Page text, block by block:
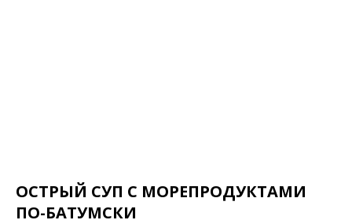
ОСТРЫЙ СУП С МОРЕПРОДУКТАМИ
ПО-БАТУМСКИ